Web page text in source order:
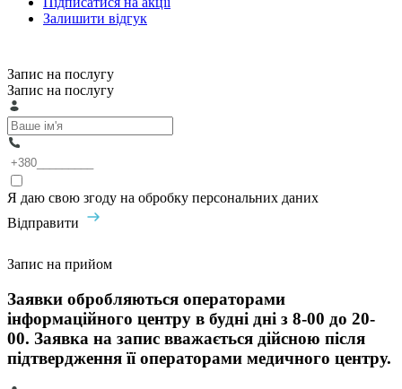
Залишити відгук
Запис на послугу
Запис на послугу
Я даю свою згоду на обробку персональних даних
Відправити
Запис на прийом
Заявки обробляються операторами
інформаційного центру в будні дні з 8-00 до 20-
00. Заявка на запис вважається дійсною після
підтвердження її операторами медичного центру.